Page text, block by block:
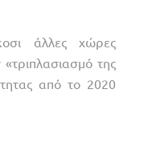
άλλες χώρες
της
από το 2020